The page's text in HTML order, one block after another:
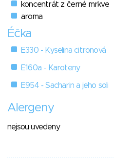
koncentrát z černé mrkve
aroma
Éčka
E330 - Kyselina citronová
E160a - Karoteny
E954 - Sacharin a jeho soli
Alergeny
nejsou uvedeny